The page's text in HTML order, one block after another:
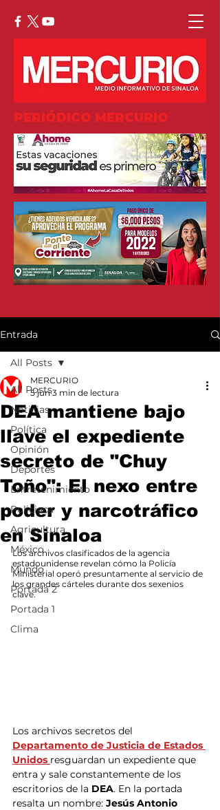
PERIÓDICO MERCURIO
Entrada
All Posts
Noticias
Política
Opinión
Deportes
Entretenimiento
Policiaca
Agricultura
México
Mundo
Portada 2
Portada 1
Clima
All Posts
DEA mantiene bajo
llave el expediente
secreto de "Chuy
Toño": El nexo entre
poder y narcotráfico
en Sinaloa
MERCURIO
5 jun 3 min de lectura
Los archivos clasificados de la agencia
estadounidense revelan cómo la Policía
Ministerial operó presuntamente al servicio de
los grandes cárteles durante dos sexenios
clave.
Los archivos secretos del
Departamento de Justicia de Estados
Unidos resguardan un expediente que
entra y sale constantemente de los
escritorios de la DEA. En la portada
resalta un nombre: Jesús Antonio